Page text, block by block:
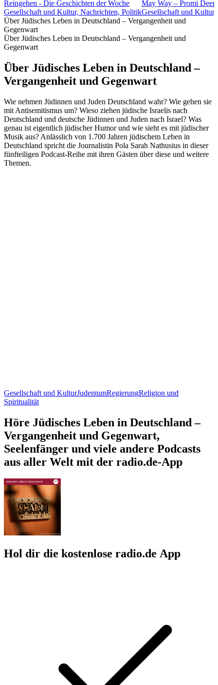
Reingehen - Die Geschichten der Woche
Gesellschaft und Kultur, Nachrichten, Politik
May Way – Promi
Gesellschaft und
Über Jüdisches Leben in Deutschland – Vergangenheit und
Gegenwart
Über Jüdisches Leben in Deutschland – Vergangenheit und
Gegenwart
Über Jüdisches Leben in Deutschland –
Vergangenheit und Gegenwart
Wie nehmen Jüdinnen und Juden Deutschland wahr? Wie gehen sie
mit Antisemitismus um? Wieso ziehen jüdische Israelis nach
Deutschland und deutsche Jüdinnen und Juden nach Israel? Was
genau ist eigentlich jüdischer Humor und wie sieht es mit jüdischer
Musik aus? Anlässlich von 1.700 Jahren jüdischem Leben in
Deutschland spricht die Journalistin Pola Sarah Nathusius in dieser
fünfteiligen Podcast-Reihe mit ihren Gästen über diese und weitere
Themen.
Gesellschaft und KulturJudentumRegierungReligion und
Spiritualität
Höre Jüdisches Leben in Deutschland –
Vergangenheit und Gegenwart,
Seelenfänger und viele andere Podcasts
aus aller Welt mit der radio.de-App
Hol dir die kostenlose radio.de App